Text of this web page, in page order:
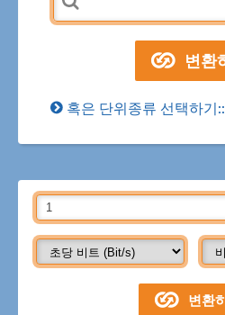
혹은 단위종류 선택하기::